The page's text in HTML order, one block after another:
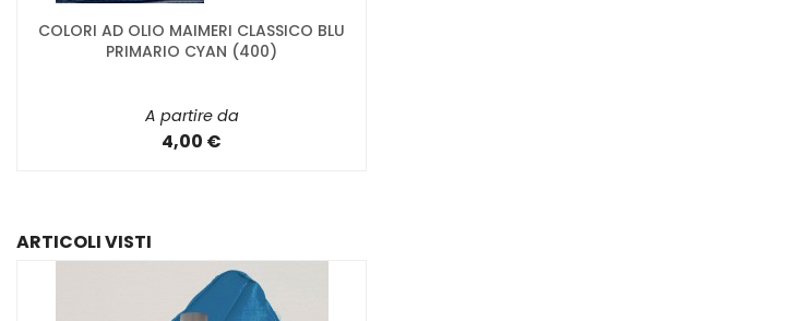
COLORI AD OLIO MAIMERI CLASSICO BLU
PRIMARIO CYAN (400)
A partire da
4,00 €
ARTICOLI VISTI